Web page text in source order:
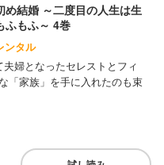
め結婚 ～二度目の人生は生
ふもふ～ 4巻
ンタル
婦となったセレストとフィ
「家族」を手に入れたのも束